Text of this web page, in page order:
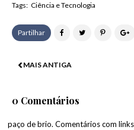
Tags: Ciência e Tecnologia
Partilhar
MAIS ANTIGA
0 Comentários
paço de brio. Comentários com